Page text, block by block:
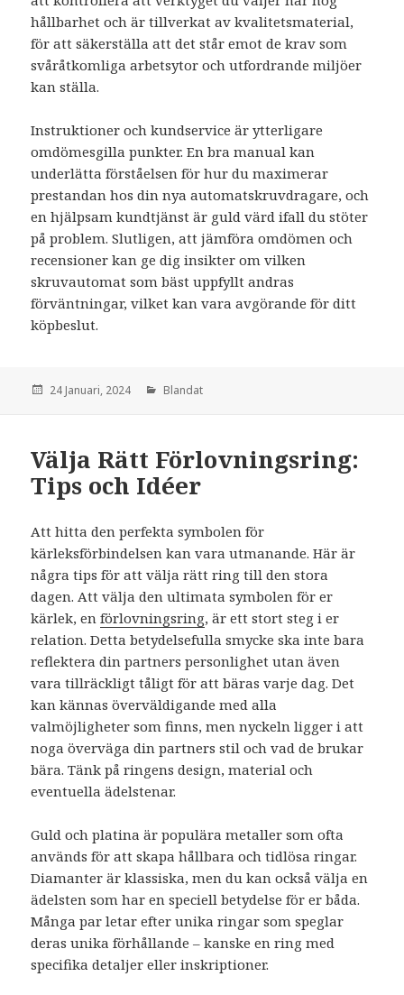
hållbarhet och är tillverkat av kvalitetsmaterial,
för att säkerställa att det står emot de krav som
svåråtkomliga arbetsytor och utfordrande miljöer
kan ställa.
Instruktioner och kundservice är ytterligare
omdömesgilla punkter. En bra manual kan
underlätta förståelsen för hur du maximerar
prestandan hos din nya automatskruvdragare, och
en hjälpsam kundtjänst är guld värd ifall du stöter
på problem. Slutligen, att jämföra omdömen och
recensioner kan ge dig insikter om vilken
skruvautomat som bäst uppfyllt andras
förväntningar, vilket kan vara avgörande för ditt
köpbeslut.
den
24 Januari, 2024 Kategorier:
Blandat
Välja Rätt Förlovningsring:
Tips och Idéer
Att hitta den perfekta symbolen för
kärleksförbindelsen kan vara utmanande. Här är
några tips för att välja rätt ring till den stora
dagen. Att välja den ultimata symbolen för er
kärlek, enförlovningsring, är ett stort steg i er
relation. Detta betydelsefulla smycke ska inte bara
reflektera din partners personlighet utan även
vara tillräckligt tåligt för att bäras varje dag. Det
kan kännas överväldigande med alla
valmöjligheter som finns, men nyckeln ligger i att
noga överväga din partners stil och vad de brukar
bära. Tänk på ringens design, material och
eventuella ädelstenar.
Guld och platina är populära metaller som ofta
används för att skapa hållbara och tidlösa ringar.
Diamanter är klassiska, men du kan också välja en
ädelsten som har en speciell betydelse för er båda.
Många par letar efter unika ringar som speglar
deras unika förhållande – kanske en ring med
specifika detaljer eller inskriptioner.